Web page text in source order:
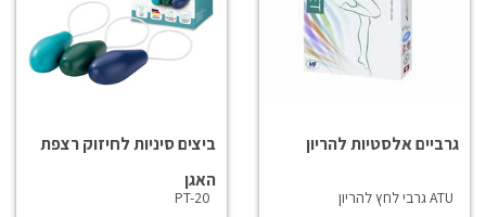
גרביים אלסטיות להריון
ATU גרבי לחץ להריון
ביצים סיניות לחיזוק רצפת
האגן
PT-20